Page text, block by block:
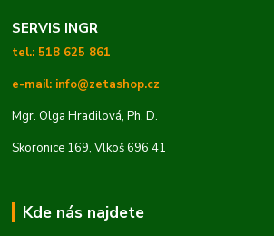
SERVIS INGR
tel.: 518 625 861
e-mail: info@zetashop.cz
Mgr. Olga Hradilová, Ph. D.
Skoronice 169, Vlkoš 696 41
Kde nás najdete